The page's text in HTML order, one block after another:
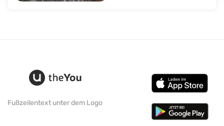
Fußzeilentext unter dem Logo